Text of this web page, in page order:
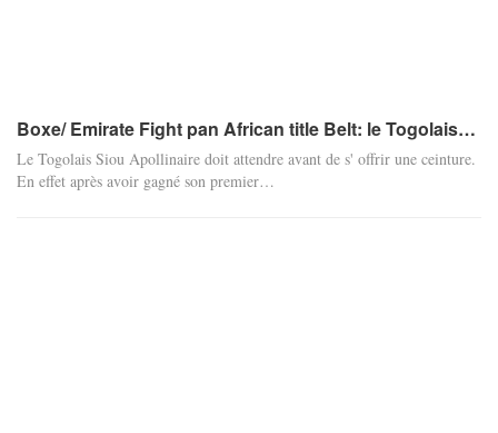
Boxe/ Emirate Fight pan African title Belt: le Togolais…
Le Togolais Siou Apollinaire doit attendre avant de s' offrir une ceinture.
En effet après avoir gagné son premier…